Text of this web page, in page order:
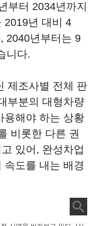
부터 2034년까지
2019년 대비 4
2040년부터는 9
니다.
제조사별 전체 판
부분의 대형차량
용해야 하는 상황
비롯한 다른 권
있어, 완성차업
속도를 내는 배경